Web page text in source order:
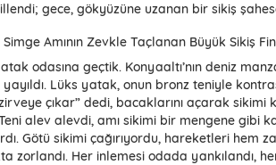
gece, gökyüzüne uzanan bir sikiş
Amının Zevkle Taçlanan Büyük Sikiş
odasına geçtik. Konyaaltı’nın deniz
Lüks yatak, onun bronz teniyle
çıkar” dedi, bacaklarını açarak sikimi
alev alevdi, amı sikimi bir mengene gibi
Götü sikimi çağırıyordu, hareketleri hem
zorlandı. Her inlemesi odada yankılandı,